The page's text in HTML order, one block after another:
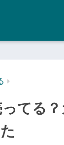
てる